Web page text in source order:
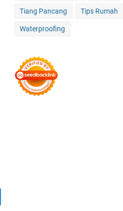
Tiang Pancang Tips Rumah
Waterproofing